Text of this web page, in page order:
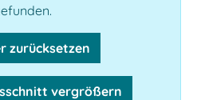
zurücksetzen
vergrößern